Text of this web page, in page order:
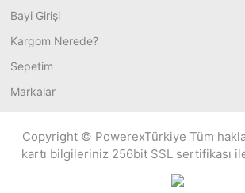
Bayi Girişi
Kargom Nerede?
Sepetim
Markalar
Copyright © PowerexTürkiye Tüm
kartı bilgileriniz 256bit SSL sertifikası